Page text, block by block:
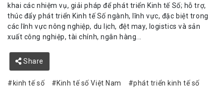
khai các nhiệm vụ, giải pháp để phát triển Kinh tế Số; hỗ trợ,
thúc đẩy phát triển Kinh tế Số ngành, lĩnh vực, đặc biệt trong
các lĩnh vực nông nghiệp, du lịch, đệt may, logistics và sản
xuất công nghiệp, tài chính, ngân hàng...
Share
kinh tế số Kinh tế số Việt Nam
phát triển kinh tế số